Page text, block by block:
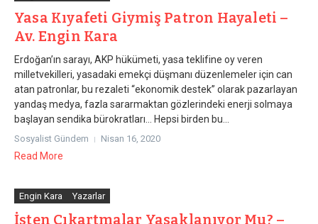
Yasa Kıyafeti Giymiş Patron Hayaleti –
Av. Engin Kara
Erdoğan’ın sarayı, AKP hükümeti, yasa teklifine oy veren
milletvekilleri, yasadaki emekçi düşmanı düzenlemeler için can
atan patronlar, bu rezaleti “ekonomik destek” olarak pazarlayan
yandaş medya, fazla sararmaktan gözlerindeki enerji solmaya
başlayan sendika bürokratları… Hepsi birden bu...
Sosyalist Gündem Nisan 16, 2020
Read More
Engin Kara Yazarlar
İşten Çıkartmalar Yasaklanıyor Mu? –